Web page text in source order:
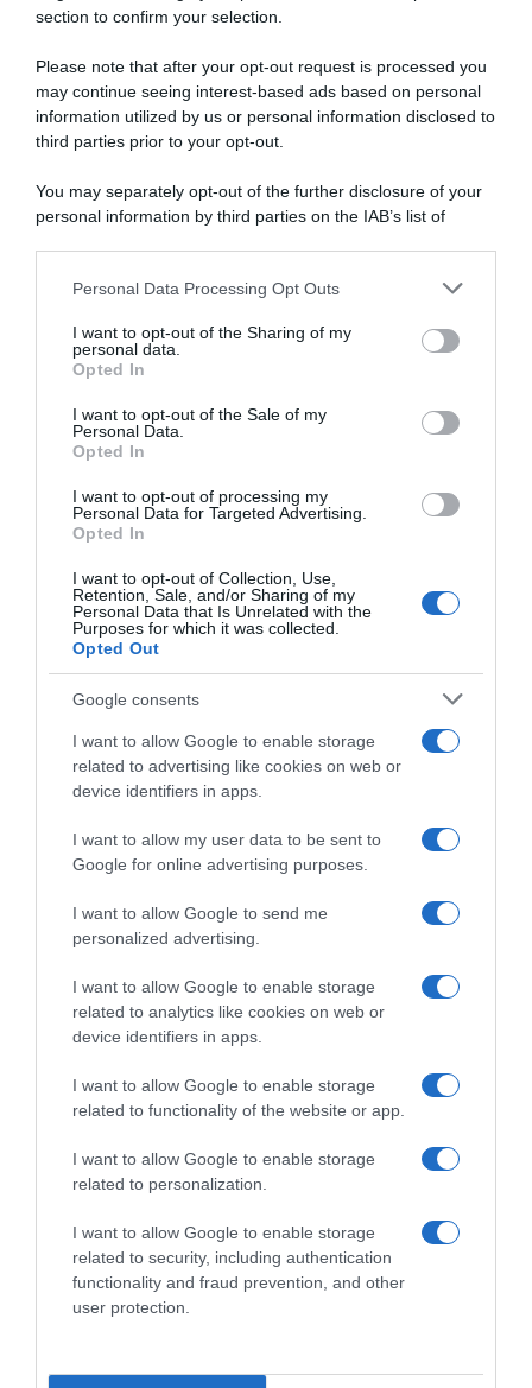
section to confirm your selection.
Please note that after your opt-out request is processed you
may continue seeing interest-based ads based on personal
information utilized by us or personal information disclosed to
third parties prior to your opt-out.
You may separately opt-out of the further disclosure of your
personal information by third parties on the IAB’s list of
This information may also be disclosed by us to third parties
disclose it to other third parties.
Please note that this website/app uses one or more Google
services and may gather and store information including but
not limited to your visit or usage behaviour. You may click to
grant or deny consent to Google and its third-party tags to
consent section.
Personal Data Processing Opt Outs
I want to opt-out of the Sharing of my
personal data.
Opted In
I want to opt-out of the Sale of my
Personal Data.
Opted In
I want to opt-out of processing my
Personal Data for Targeted Advertising.
Opted In
I want to opt-out of Collection, Use,
Retention, Sale, and/or Sharing of my
Personal Data that Is Unrelated with the
Purposes for which it was collected.
Opted Out
Google consents
I want to allow Google to enable storage
related to advertising like cookies on web or
device identifiers in apps.
I want to allow my user data to be sent to
Google for online advertising purposes.
I want to allow Google to send me
personalized advertising.
I want to allow Google to enable storage
related to analytics like cookies on web or
device identifiers in apps.
I want to allow Google to enable storage
related to functionality of the website or app.
I want to allow Google to enable storage
related to personalization.
I want to allow Google to enable storage
related to security, including authentication
functionality and fraud prevention, and other
user protection.
ARTICOLI RECENTI
“A tavola con Csaba”: chelsea buns
Giusina Battaglia
“Giusina in cucina”: biscotti da inzuppo di Giusina Battaglia
“In cucina con Imma e Matteo”: tortino al cioccolato
“Camper”: semifreddo di yogurt e crumble
CHI SIAMO
Dalla tv, alla brace. RicetteInTv.com nasce dall'idea di
raccogliere le follie culinarie di chef navigati e cuochi
improvvisati, che preferiscono gli studi televisivi alle cucine di
un ristorante...continua...
Chi Siamo | Contatti
Cookie
Privacy
Ricette in Tv - P.IVA 02821290349